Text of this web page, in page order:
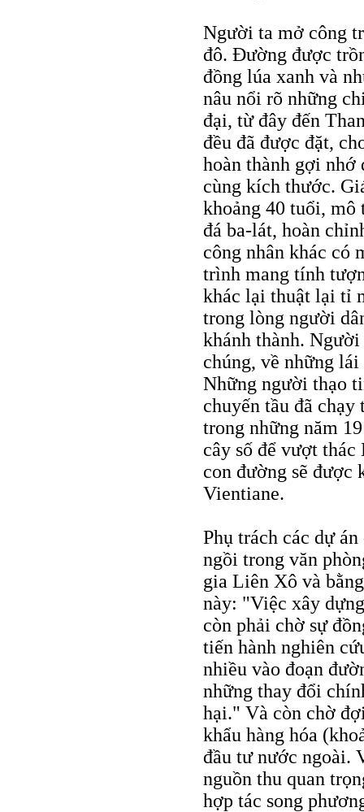
Người ta mở công
đô. Đường được
đồng lúa xanh và
nâu nổi rõ những
đại, từ đây đến
đều đã được đặt,
hoàn thành gợi nhớ
cùng kích thước.
khoảng 40 tuổi,
đá ba-lát, hoàn
công nhân khác có
trình mang tính
khác lại thuật lại tỉ
trong lòng người
khánh thành.
chúng, về những
Những người thạo
chuyến tầu đã
trong những năm
cây số để vượt
con đường sẽ được
Vientiane.
Phụ trách các dự
ngồi trong văn
gia Liên Xô và
này: "Việc xây
còn phải chờ sự
tiến hành nghiên
nhiều vào đoạn
những thay đổi
hại." Và còn chờ
khẩu hàng hóa
đầu tư nước ngoài.
nguồn thu quan
hợp tác song